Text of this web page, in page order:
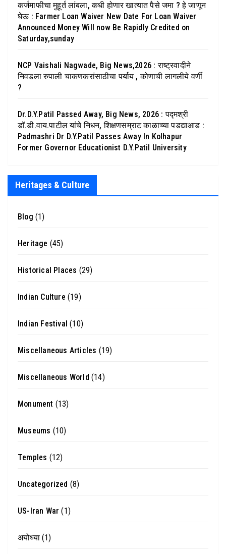
कर्जमाफीचा मुहूर्त लांबला, कधी होणार खात्यात पैसे जमा ? हे जाणून
घेऊ : Farmer Loan Waiver New Date For Loan Waiver
Announced Money Will now Be Rapidly Credited on
Saturday,sunday
NCP Vaishali Nagwade, Big News,2026 : राष्ट्रवादीने
निवडला रुपाली चाकणकरांसाठीचा पर्याय , कोणाची लागलीये वर्णी
?
Dr.D.Y.Patil Passed Away, Big News, 2026 : पद्मश्री
डॉ.डी.वाय.पाटील यांचे निधन, शिक्षणसम्राट काळाच्या पडद्याआड :
Padmashri Dr D.Y.Patil Passes Away In Kolhapur
Former Governor Educationist D.Y.Patil University
Heritages & Culture
Blog (1)
Heritage (45)
Historical Places (29)
Indian Culture (19)
Indian Festival (10)
Miscellaneous Articles (19)
Miscellaneous World (14)
Monument (13)
Museums (10)
Temples (12)
Uncategorized (8)
US-Iran War (1)
अयोध्या(1)